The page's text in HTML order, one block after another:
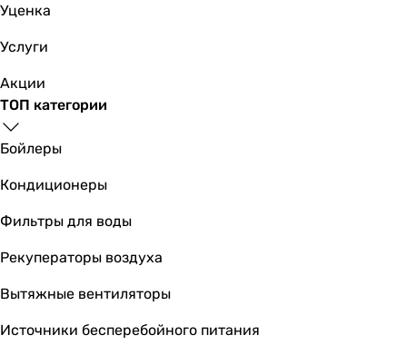
105 мм
Цвет
белый
белый
белый
белый
белый
белый
Ширина передней панели
198 мм
214 мм
Уценка
Услуги
Акции
ТОП категории
Бойлеры
Кондиционеры
Фильтры для воды
Рекуператоры воздуха
Вытяжные вентиляторы
Источники бесперебойного питания